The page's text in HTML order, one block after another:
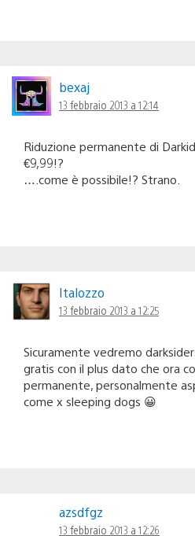
bexaj
13 febbraio 2013 a 12:14
Riduzione permanente di
€9,99!?
….come è possibile!? Strano.
Italozzo
13 febbraio 2013 a 12:25
Sicuramente vedremo
gratis con il plus dato che ora
permanente, personalmente
come x sleeping dogs 😀
azsdfgz
13 febbraio 2013 a 12:26